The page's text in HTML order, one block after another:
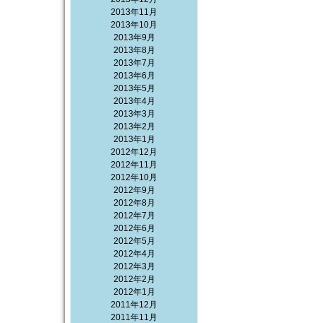
2013年11月
2013年10月
2013年9月
2013年8月
2013年7月
2013年6月
2013年5月
2013年4月
2013年3月
2013年2月
2013年1月
2012年12月
2012年11月
2012年10月
2012年9月
2012年8月
2012年7月
2012年6月
2012年5月
2012年4月
2012年3月
2012年2月
2012年1月
2011年12月
2011年11月